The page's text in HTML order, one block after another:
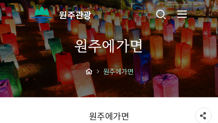
원주관광
원주에가면
원주에가면
원주에가면